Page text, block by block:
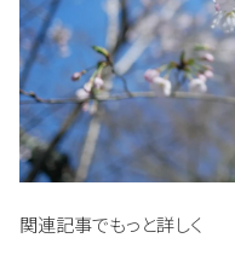
関連記事でもっと詳しく